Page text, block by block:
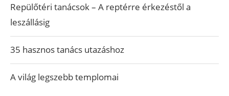
Repülőtéri tanácsok – A reptérre érkezéstől a
leszállásig
35 hasznos tanács utazáshoz
A világ legszebb templomai